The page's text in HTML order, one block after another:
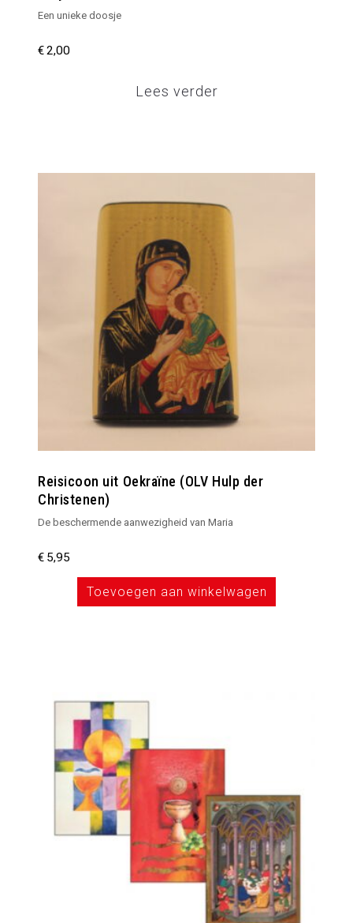
Een unieke doosje
€2,00
Lees verder
Reisicoon uit Oekraïne (OLV Hulp der
Christenen)
De beschermende aanwezigheid van Maria
€ 5,95
Toevoegen aan winkelwagen